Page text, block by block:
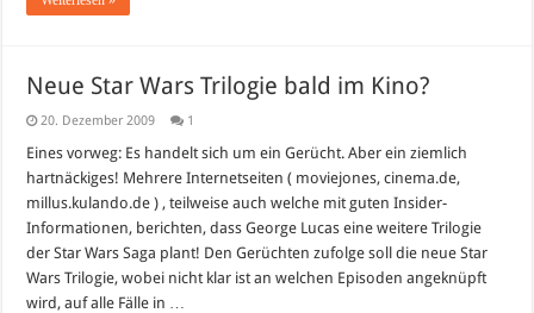
Neue Star Wars Trilogie bald im Kino?
20. Dezember 2009 1
Eines vorweg: Es handelt sich um ein Gerücht. Aber ein ziemlich
hartnäckiges! Mehrere Internetseiten ( moviejones, cinema.de,
millus.kulando.de ) , teilweise auch welche mit guten Insider-
Informationen, berichten, dass George Lucas eine weitere Trilogie
der Star Wars Saga plant! Den Gerüchten zufolge soll die neue Star
Wars Trilogie, wobei nicht klar ist an welchen Episoden angeknüpft
wird, auf alle Fälle in …